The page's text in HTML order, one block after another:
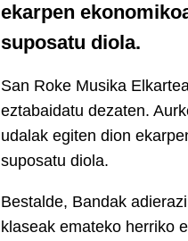
ekarpen
suposatu diola.
San Roke Musika
eztabaidatu dezaten.
udalak egiten dion
suposatu diola.
Bestalde, Bandak
klaseak emateko herriko